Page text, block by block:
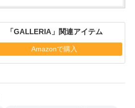
「GALLERIA」関連アイテム
Amazonで購入